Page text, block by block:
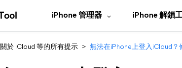
iPhone 管理器 iPhone 解鎖
關於 iCloud 等的所有提示 > 無法在iPhone上登入iCloud？